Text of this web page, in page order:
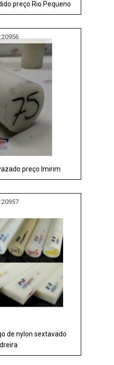
preço Rio Pequeno
20956
preço Imirim
20957
de nylon sextavado